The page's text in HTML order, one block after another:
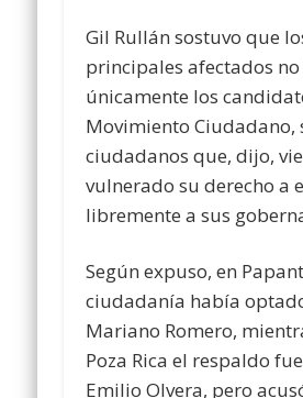
Gil Rullán sostuvo que
principales afectados
únicamente los
Movimiento Ciudadano,
ciudadanos que, dijo,
vulnerado su derecho a
libremente a sus
Según expuso, en
ciudadanía había
Mariano Romero,
Poza Rica el respaldo
Emilio Olvera, pero